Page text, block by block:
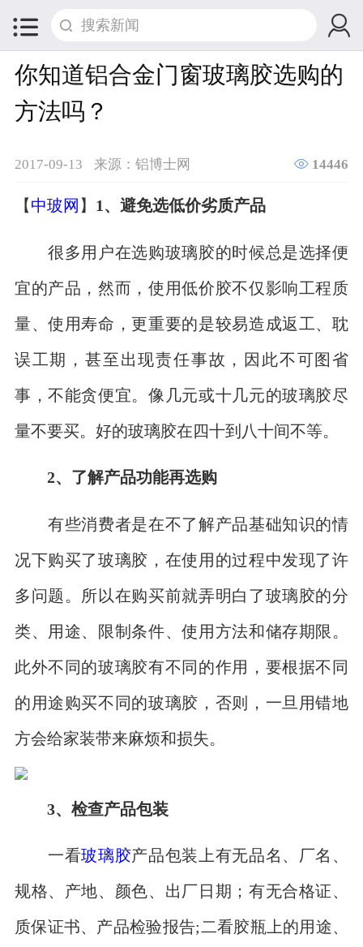
 
你知道铝合金门窗玻璃胶选购的
方法吗？
2017-09-13 来源：铝博士网  14446
【 中玻网 】 1、避免选低价劣质产品
很多用户在选购玻璃胶的时候总是选择便
宜的产品，然而，使用低价胶不仅影响工程质
量、使用寿命，更重要的是较易造成返工、耽
误工期，甚至出现责任事故，因此不可图省
事，不能贪便宜。像几元或十几元的玻璃胶尽
量不要买。好的玻璃胶在四十到八十间不等。
2、了解产品功能再选购
有些消费者是在不了解产品基础知识的情
况下购买了玻璃胶，在使用的过程中发现了许
多问题。所以在购买前就弄明白了玻璃胶的分
类、用途、限制条件、使用方法和储存期限。
此外不同的玻璃胶有不同的作用，要根据不同
的用途购买不同的玻璃胶，否则，一旦用错地
方会给家装带来麻烦和损失。
3、检查产品包装
一看玻璃胶产品包装上有无品名、厂名、
规格、产地、颜色、出厂日期；有无合格证、
质保证书、产品检验报告;二看胶瓶上的用途、